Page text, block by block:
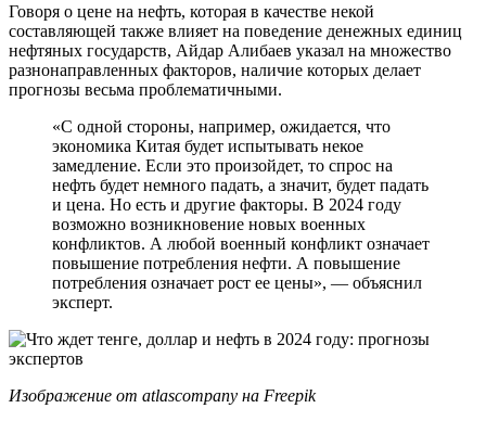
Говоря о цене на нефть, которая в качестве некой
составляющей также влияет на поведение денежных единиц
нефтяных государств, Айдар Алибаев указал на множество
разнонаправленных факторов, наличие которых делает
прогнозы весьма проблематичными.
«С одной стороны, например, ожидается, что
экономика Китая будет испытывать некое
замедление. Если это произойдет, то спрос на
нефть будет немного падать, а значит, будет падать
и цена. Но есть и другие факторы. В 2024 году
возможно возникновение новых военных
конфликтов. А любой военный конфликт означает
повышение потребления нефти. А повышение
потребления означает рост ее цены», — объяснил
эксперт.
Изображение от atlascompany на Freepik